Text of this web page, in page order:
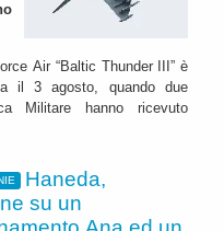
Air “Baltic Thunder III” è
il 3 agosto, quando due
Militare hanno ricevuto
Haneda,
su un